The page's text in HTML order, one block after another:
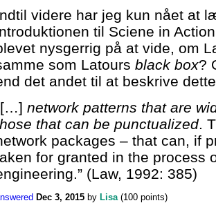
videre har jeg kun nået at
til Sciene in
nysgerrig på at vide, om
som Latours black box?
det andet til at beskrive
network patterns that are
that can be punctualized.
packages – that can, if
for granted in the process
(Law, 1992: 385)
Dec 3, 2015 by Lisa (100 points)